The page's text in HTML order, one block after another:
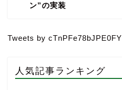
ン”の実装
Tweets by cTnPFe78bJPE0FY
人気記事ランキング